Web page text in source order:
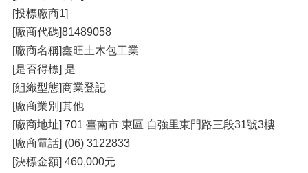
[投標廠商1]
[廠商代碼]81489058
[廠商名稱]鑫旺⼟⽊包⼯業
[是否得標] 是
[組織型態]商業登記
[廠商業別]其他
[廠商地址] 701 臺南市 東區 ⾃強⾥東⾨路三段31號3樓
[廠商電話] (06) 3122833
[決標⾦額] 460,000元